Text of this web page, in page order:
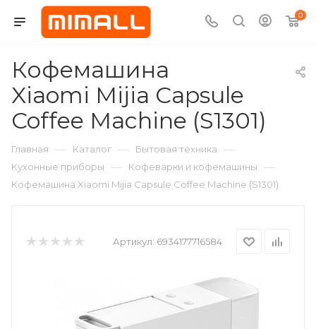
0
Кофемашина
Xiaomi Mijia Capsule
Coffee Machine (S1301)
Главная — Каталог — Бытовая техника —
Кухонные приборы — Кофеварки и кофемашины —
Кофемашина Xiaomi Mijia Capsule Coffee Machine (S1301)
Артикул: 6934177716584